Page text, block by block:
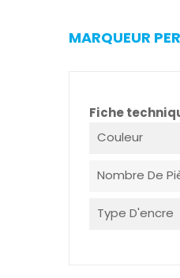
MARQUEUR
Fiche
Couleur
Nombre De
Type D'encre